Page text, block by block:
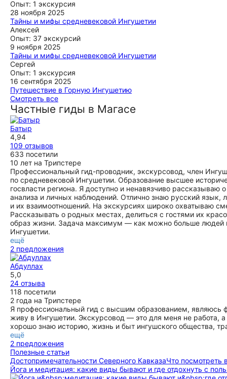
ещё
была превосходной,красивые,завораживающие виды
гор,на их фоне башенные комплексы со своей историей,
много полезной,интересной и исторической информации,я
осталась в восторге, 👍👍👍
ещё
Опыт: 1 экскурсия
28 ноября 2025
Тайны и мифы средневековой Ингушетии
Добрый день. Хочу выразить огромную благодарность
гиду Мавли. Экскурсия была потрясающая! Мы сами с
Дагестана и что такое горы знаем не по наслышке и в
связи с этим не ожидали ни чего сверхъестественного. Но
то , что мы услышали, то что мы увидели поразило нас! По
пути встречались отзывчивые, добрые люди. Этот край
был закрыт и не изведан для нас, но с помощью данной
экскурсии , мы смогли открыть перед собой новые
горизонты.
ещё
Алексей
Опыт: 37 экскурсий
9 ноября 2025
Тайны и мифы средневековой Ингушетии
Отличная была поездка, Ибрагим - прекрасный рассказчик
и знаток Ингушетии! Съездили по кругу Магас - Осетия -
Джейрахское ущелье - Эгикал - Вовнушки - Ассинское
ущелье - Магас, это немного больше чем по программе,
точно как я хотел! Спасибо!
ещё
Сергей
Опыт: 1 экскурсия
16 сентября 2025
Путешествие в Горную Ингушетию
Мы очень признательны и благодарны гиду Батыру!
Путешествие в горную Ингушетию оказалось очень
интересным, познавательным, заряжающим энергией.
Красота горной Ингушетии завораживает, удивляет и даёт
желание вернуться вновь. Спасибо большое!
ещё
Смотреть все
Частные гиды в Магасе
Батыр
4,94
109 отзывов
633 посетили
10 лет на Трипстере
Профессиональный гид-проводник, экскурсовод, член
по средневековой Ингушетии. Образование высшее
госвласти региона. Я доступно и ненавязчиво рассказываю
анализа и личных наблюдений. Отлично знаю русский
и их взаимоотношений. На экскурсиях широко охватываю
Рассказывать о родных местах, делиться с гостями их
образ жизни. Задача максимум — как можно больше людей
Ингушетии.
ещё
2 предложения
Абдуллах
5,0
24 отзыва
118 посетили
2 года на Трипстере
Я профессиональный гид с высшим образованием, являюсь
живу в Ингушетии. Экскурсовод — это для меня не работа,
хорошо знаю историю, жизнь и быт ингушского общества,
ещё
2 предложения
Полезные статьи
До­сто­при­ме­ча­тель­но­сти Северного КавказаЧто посмотреть
Йога и медитация: какие виды бывают и где отдохнуть с